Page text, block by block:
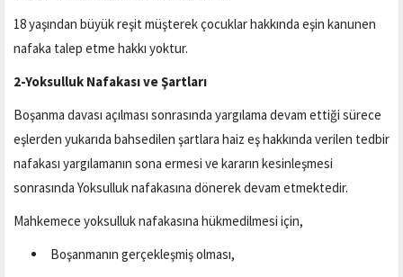
18 yaşından büyük reşit müşterek çocuklar hakkında eşin kanunen
nafaka talep etme hakkı yoktur.
2-Yoksulluk Nafakası ve Şartları
Boşanma davası açılması sonrasında yargılama devam ettiği sürece
eşlerden yukarıda bahsedilen şartlara haiz eş hakkında verilen tedbir
nafakası yargılamanın sona ermesi ve kararın kesinleşmesi
sonrasında Yoksulluk nafakasına dönerek devam etmektedir.
Mahkemece yoksulluk nafakasına hükmedilmesi için,
Boşanmanın gerçekleşmiş olması,